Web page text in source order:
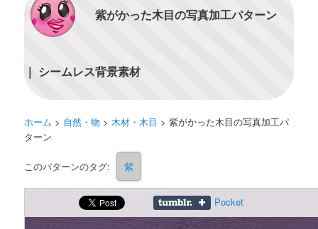
紫がかった木目の写真加工パターン
｜ シームレス背景素材
ホーム > 自然・物 >木材・木目 >紫がかった木目の写真加工パ
ターン
このパターンのタグ: 紫
Pocket